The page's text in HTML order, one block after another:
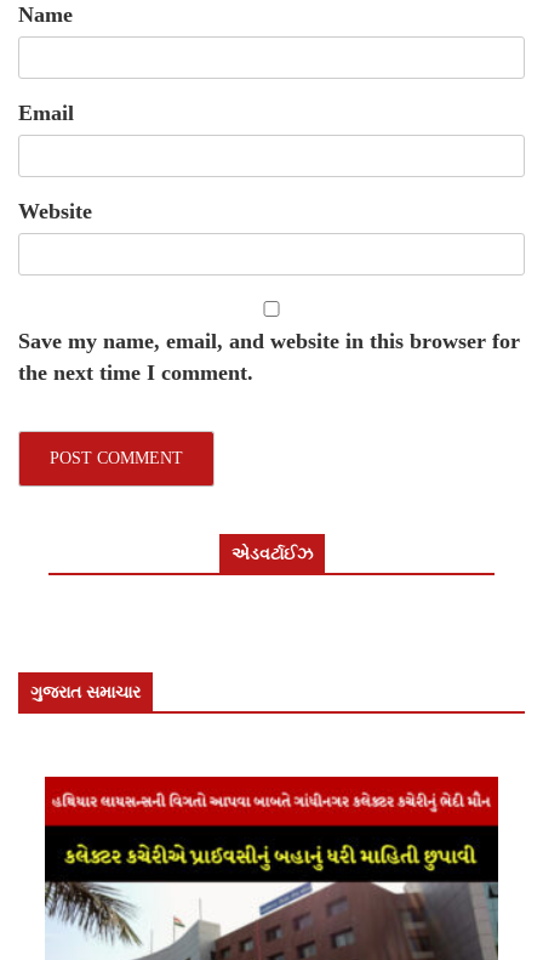
Name
Email
Website
Save my name, email, and website in this browser for
the next time I comment.
એડવર્ટાઈઝ
ગુજરાત સમાચાર